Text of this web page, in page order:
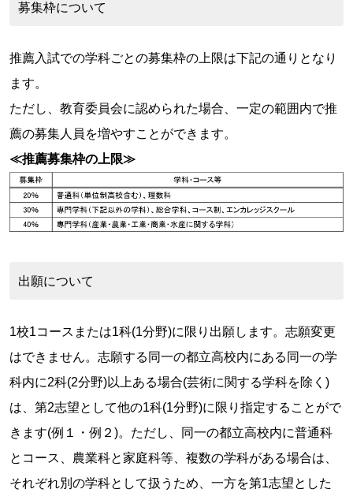
募集枠について
推薦入試での学科ごとの募集枠の上限は下記の通りとなり
ます。
ただし、教育委員会に認められた場合、一定の範囲内で推
薦の募集人員を増やすことができます。
≪推薦募集枠の上限≫
出願について
1校1コースまたは1科(1分野)に限り出願します。志願変更
はできません。志願する同一の都立高校内にある同一の学
科内に2科(2分野)以上ある場合(芸術に関する学科を除く)
は、第2志望として他の1科(1分野)に限り指定することがで
きます(例１・例２)。ただし、同一の都立高校内に普通科
とコース、農業科と家庭科等、複数の学科がある場合は、
それぞれ別の学科として扱うため、一方を第1志望とした